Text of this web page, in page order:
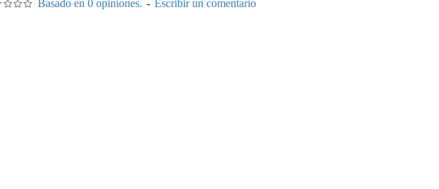
Basado en 0 opiniones. - Escribir un comentario